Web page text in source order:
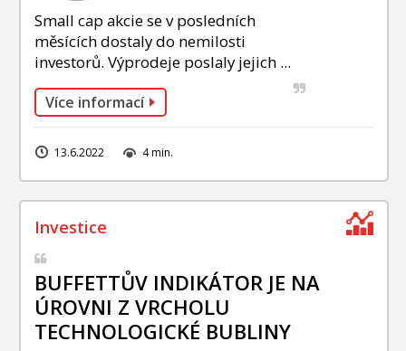
Small cap akcie se v posledních
měsících dostaly do nemilosti
investorů. Výprodeje poslaly jejich ...
Více informací
13.6.2022 4 min.
BUFFETTŮV INDIKÁTOR JE NA
ÚROVNI Z VRCHOLU
TECHNOLOGICKÉ BUBLINY